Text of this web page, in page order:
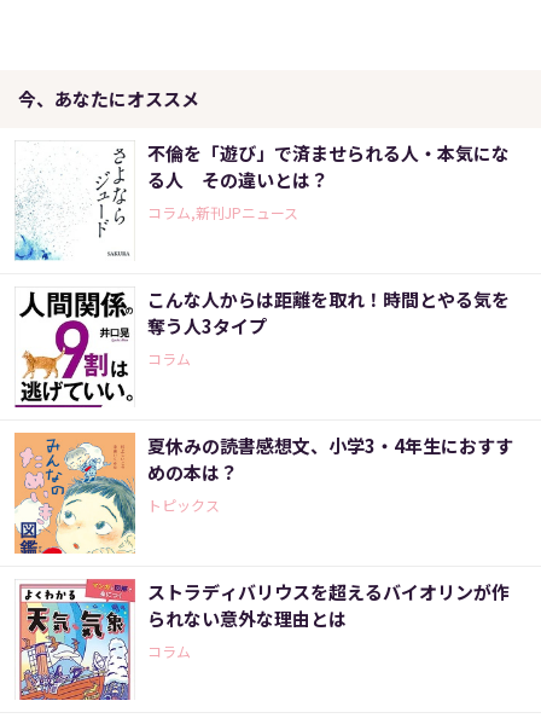
今、あなたにオススメ
不倫を「遊び」で済ませられる人・本気にな
る人 その違いとは？
コラム,新刊JPニュース
こんな人からは距離を取れ！時間とやる気を
奪う人3タイプ
コラム
夏休みの読書感想文、小学3・4年生におすす
めの本は？
トピックス
ストラディバリウスを超えるバイオリンが作
られない意外な理由とは
コラム